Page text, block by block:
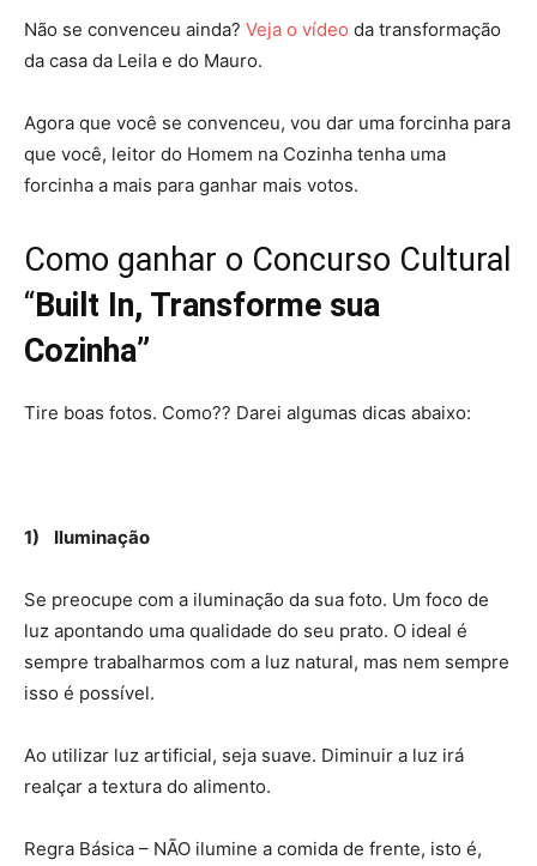
Não se convenceu ainda? Veja o vídeo da transformação
da casa da Leila e do Mauro.
Agora que você se convenceu, vou dar uma forcinha para
que você, leitor do Homem na Cozinha tenha uma
forcinha a mais para ganhar mais votos.
Como ganhar o Concurso Cultural
“Built In, Transforme sua
Cozinha”
Tire boas fotos. Como?? Darei algumas dicas abaixo:
1) Iluminação
Se preocupe com a iluminação da sua foto. Um foco de
luz apontando uma qualidade do seu prato. O ideal é
sempre trabalharmos com a luz natural, mas nem sempre
isso é possível.
Ao utilizar luz artificial, seja suave. Diminuir a luz irá
realçar a textura do alimento.
Regra Básica – NÃO ilumine a comida de frente, isto é,